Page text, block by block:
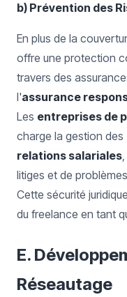
b) Prévention des
En plus de la
offre une protection
travers des
l'assurance
Les entreprises de
charge la gestion des
relations salariales
litiges et de
Cette sécurité
du freelance en tant
E.
Réseautage